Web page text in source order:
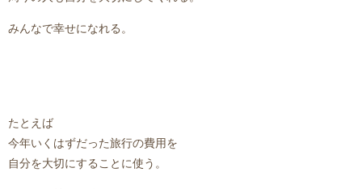
みんなで幸せになれる。
たとえば
今年いくはずだった旅行の費用を
自分を大切にすることに使う。